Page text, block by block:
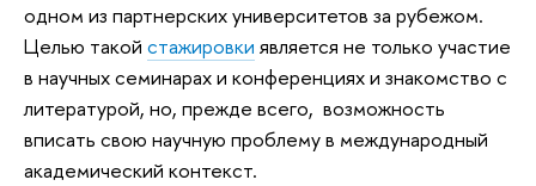
одном из партнерских университетов за рубежом.
Целью такой стажировки является не только участие
в научных семинарах и конференциях и знакомство с
литературой, но, прежде всего, возможность
вписать свою научную проблему в международный
академический контекст.